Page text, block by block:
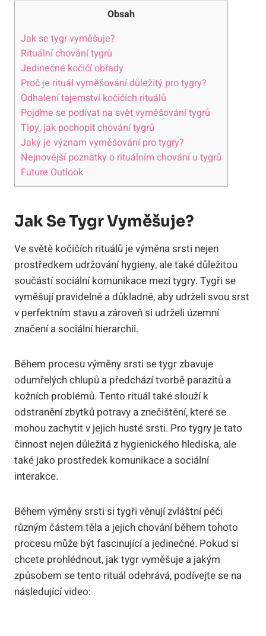
Obsah
Jak se tygr vyměšuje?
Rituální chování tygrů
Jedinečné kočičí obřady
Proč je rituál vyměšování důležitý pro tygry?
Odhalení tajemství kočičích rituálů
Pojďme se podívat na svět vyměšování tygrů
Tipy, jak pochopit chování tygrů
Jaký je význam vyměšování pro tygry?
Nejnovější poznatky o rituálním chování u tygrů
Future Outlook
Jak Se Tygr Vyměšuje?
Ve světě kočičích rituálů je výměna srsti nejen
prostředkem udržování hygieny, ale také důležitou
součástí sociální komunikace mezi tygry. Tygři se
vyměšují pravidelně a důkladně, aby udrželi svou srst
v perfektním stavu a zároveň si udrželi územní
značení a sociální hierarchii.
Během procesu výměny srsti se tygr zbavuje
odumřelých chlupů a předchází tvorbě parazitů a
kožních problémů. Tento rituál také slouží k
odstranění zbytků potravy a znečištění, které se
mohou zachytit v jejich husté srsti. Pro tygry je tato
činnost nejen důležitá z hygienického hlediska, ale
také jako prostředek komunikace a sociální
interakce.
Během výměny srsti si tygři věnují zvláštní péči
různým částem těla a jejich chování během tohoto
procesu může být fascinující a jedinečné. Pokud si
chcete prohlédnout, jak tygr vyměšuje a jakým
způsobem se tento rituál odehrává, podívejte se na
následující video: